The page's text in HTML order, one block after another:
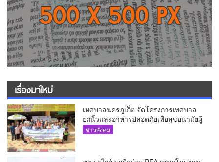
เรื่องมาใหม่
เทศบาลนครภูเก็ต จัดโครงการเทศบาล
ยกนิ้วและอาหารปลอดภัยเพื่อสุขอนามัยผู้
บริโภค
ข่าวสังคม